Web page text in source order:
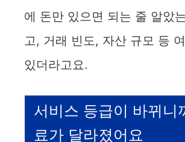
에 돈만 있으면 되는 줄 알았
고, 거래 빈도, 자산 규모 등
있더라고요.
서비스 등급이 바뀌니
료가 달라졌어요